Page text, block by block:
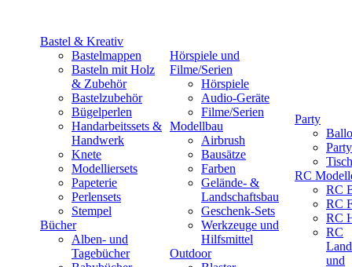
Bastel & Kreativ
Bastelmappen
Basteln mit Holz
& Zubehör
Bastelzubehör
Bügelperlen
Handarbeitssets &
Handwerk
Knete
Modelliersets
Papeterie
Perlensets
Stempel
Bücher
Alben- und
Tagebücher
Hörspiele und
Filme/Serien
Hörspiele
Audio-Geräte
Filme/Serien
Modellbau
Airbrush
Bausätze
Farben
Gelände- &
Landschaftsbau
Geschenk-Sets
Werkzeuge und
Hilfsmittel
Outdoor
Party
RC
RC
RC
RC
RC
und